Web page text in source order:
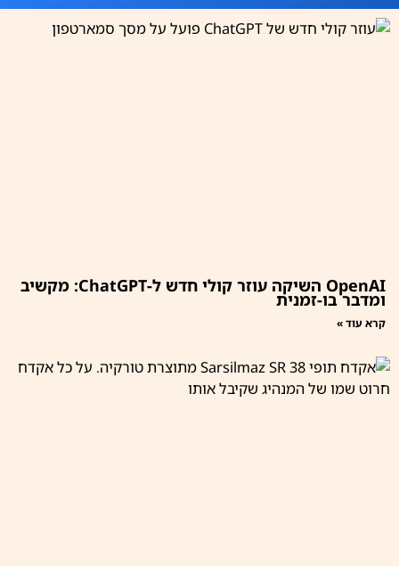
OpenAI השיקה עוזר קולי חדש ל-ChatGPT: מקשיב
ומדבר בו-זמנית
קרא עוד »